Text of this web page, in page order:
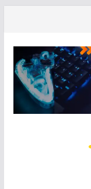
contenido